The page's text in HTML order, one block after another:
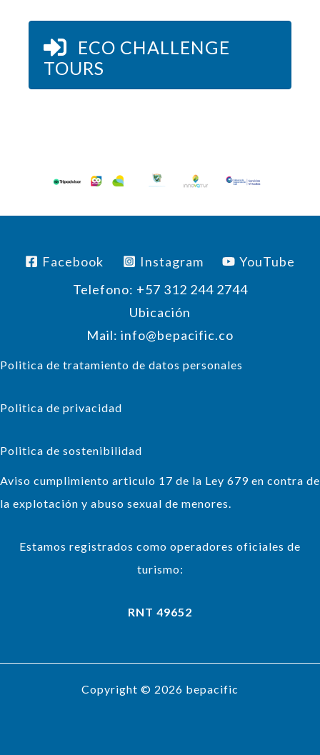
ECO CHALLENGE
TOURS
Facebook Instagram
YouTube
Telefono: +57 312 244 2744
Ubicación
Mail: info@bepacific.co
Politica de tratamiento de datos personales
Politica de privacidad
Politica de sostenibilidad
Aviso cumplimiento articulo 17 de la Ley 679 en contra de
la explotación y abuso sexual de menores.
Estamos registrados como operadores oficiales de
turismo:
RNT 49652
Copyright © 2026 bepacific